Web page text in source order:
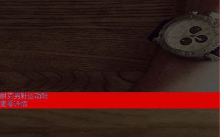
耐克男鞋运动鞋
查看详情